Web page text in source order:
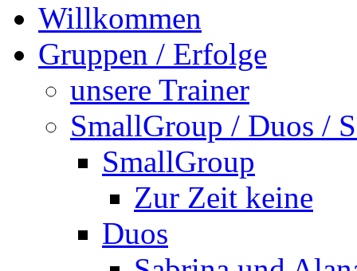
Willkommen
Gruppen / Erfolge
unsere Trainer
SmallGroup / Duos /
SmallGroup
Zur Zeit keine
Duos